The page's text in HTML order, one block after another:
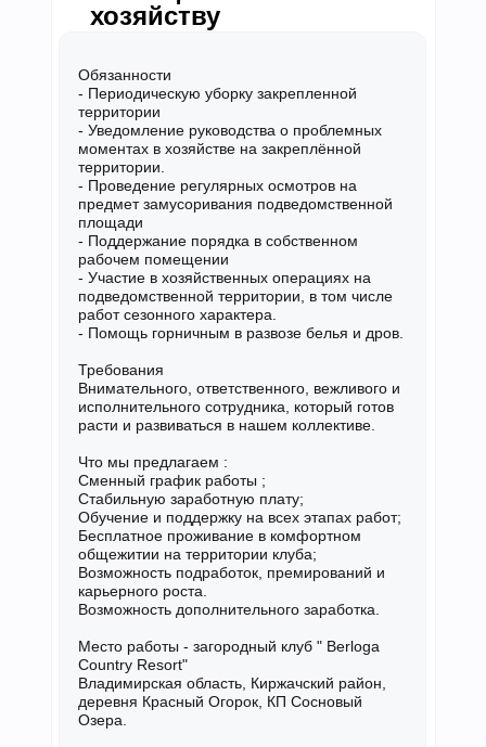
Обязанности
- Периодическую уборку закрепленной
территории
- Уведомление руководства о проблемных
моментах в хозяйстве на закреплённой
территории.
- Проведение регулярных осмотров на
предмет замусоривания подведомственной
площади
- Поддержание порядка в собственном
рабочем помещении
- Участие в хозяйственных операциях на
подведомственной территории, в том числе
работ сезонного характера.
- Помощь горничным в развозе белья и дров.
Требования
Внимательного, ответственного, вежливого и
исполнительного сотрудника, который готов
расти и развиваться в нашем коллективе.
Что мы предлагаем :
Сменный график работы ;
Стабильную заработную плату;
Обучение и поддержку на всех этапах работ;
Бесплатное проживание в комфортном
общежитии на территории клуба;
Возможность подработок, премирований и
карьерного роста.
Возможность дополнительного заработка.
Место работы - загородный клуб " Berloga
Country Resort"
Владимирская область, Киржачский район,
деревня Красный Огорок, КП Сосновый
Озера.
хозяйству